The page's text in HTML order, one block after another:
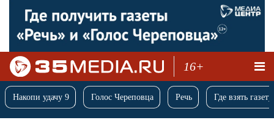
16+
Накопи удачу 9 Голос Череповца Речь Где взять